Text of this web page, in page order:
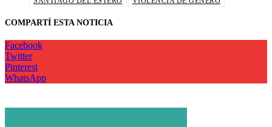
COMPARTÍ ESTA NOTICIA
Facebook
Twitter
Pinterest
WhatsApp